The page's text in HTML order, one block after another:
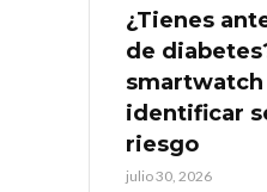
¿Tienes
de
identificar
riesgo
julio 30, 2026